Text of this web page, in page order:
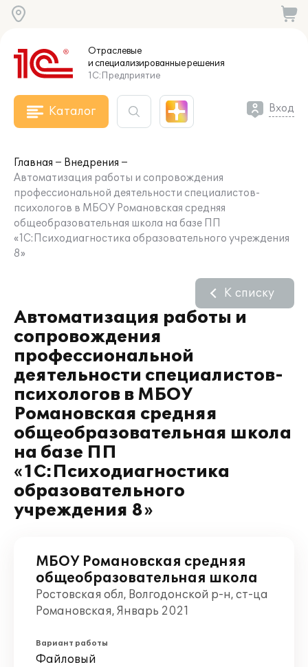
Отраслевые
и специализированныерешения
1С:Предприятие
Каталог Вход
Главная
Внедрения
Автоматизация работы и сопровождения
профессиональной деятельности специалистов-
психологов в МБОУ Романовская средняя
общеобразовательная школа на базе ПП
«1С:Психодиагностика образовательного учреждения
8»
Автоматизация работы и
сопровождения
профессиональной
деятельности специалистов-
психологов в МБОУ
Романовская средняя
общеобразовательная школа
на базе ПП
«1С:Психодиагностика
образовательного
учреждения 8»
К списку
МБОУ Романовская средняя
общеобразовательная школа
Ростовская обл, Волгодонской р-н, ст-ца
Романовская, Январь 2021
Вариант работы
Файловый